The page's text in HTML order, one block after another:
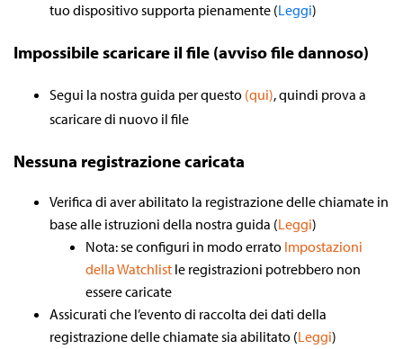
tuo dispositivo supporta pienamente (Leggi)
Impossibile scaricare il file (avviso file dannoso)
Segui la nostra guida per questo (qui), quindi prova a
scaricare di nuovo il file
Nessuna registrazione caricata
Verifica di aver abilitato la registrazione delle chiamate in
base alle istruzioni della nostra guida (Leggi)
Nota: se configuri in modo errato Impostazioni
della Watchlist le registrazioni potrebbero non
essere caricate
Assicurati che l’evento di raccolta dei dati della
registrazione delle chiamate sia abilitato (Leggi)